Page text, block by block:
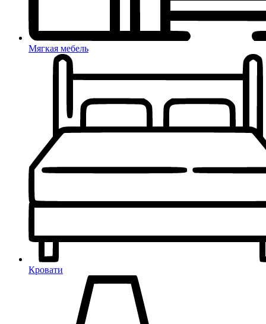
Мягкая мебель
Кровати